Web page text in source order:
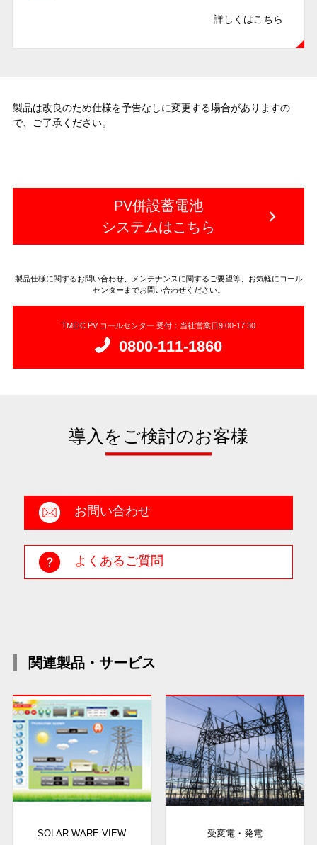
詳しくはこちら
製品は改良のため仕様を予告なしに変更する場合がありますの
で、ご了承ください。
PV併設蓄電池
システムはこちら
製品仕様に関するお問い合わせ、メンテナンスに関するご要望等、お気軽にコール
センターまでお問い合わせください。
TMEIC PV コールセンター 受付：当社営業日9:00-17:30
0800-111-1860
導入をご検討のお客様
お問い合わせ
よくあるご質問
関連製品・サービス
SOLAR WARE VIEW 受変電・発電